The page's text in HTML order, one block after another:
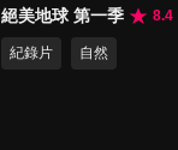
絕美地球 第一季 8.4
紀錄片 自然